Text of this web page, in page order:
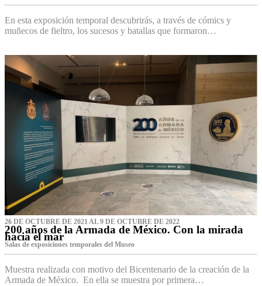
En esta exposición temporal descubrirás, a través de cómics y
muñecos de fieltro, los sucesos y batallas que formaron…
26 DE OCTUBRE DE 2021 AL 9 DE OCTUBRE DE 2022
200 años de la Armada de México. Con la mirada
hacia el mar
Salas de exposiciones temporales del Museo‌
Muestra realizada con motivo del Bicentenario de la creación de la
Armada de México. En ella se muestra por primera…